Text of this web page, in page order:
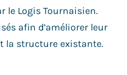
le Logis Tournaisien.
afin d’améliorer leur
la structure existante.